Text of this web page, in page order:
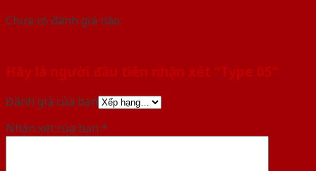
Chưa có đánh giá nào.
Hãy là người đầu tiên nhận xét “Type 05”
Đánh giá của bạn
Nhận xét của bạn *